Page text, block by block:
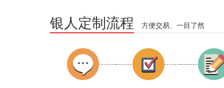
银人定制流程 方便交易、一目了然